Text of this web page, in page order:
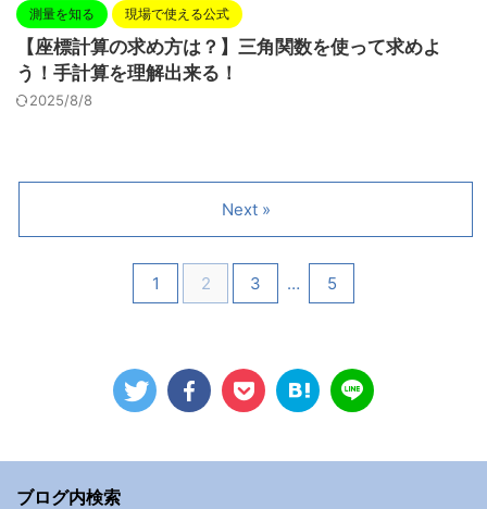
測量を知る 現場で使える公式
【座標計算の求め方は？】三角関数を使って求めよ
う！手計算を理解出来る！
2025/8/8
1 2 3 … 5
Next »
ブログ内検索